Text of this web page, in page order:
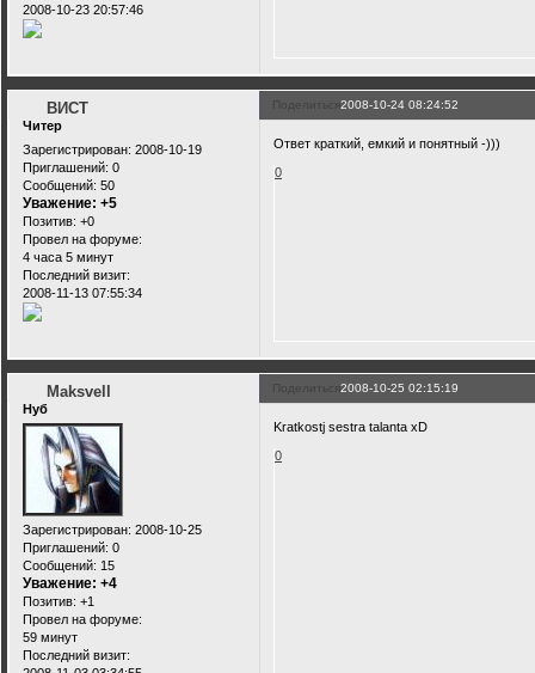
2008-10-23 20:57:46
Поделиться2008-10-24 08:24:52
ВИСТ
Читер
Зарегистрирован: 2008-10-19
Приглашений: 0
Сообщений: 50
Уважение: +5
Позитив: +0
Провел на форуме:
4 часа 5 минут
Последний визит:
2008-11-13 07:55:34
Ответ краткий, емкий и понятный -)))
0
Поделиться2008-10-25 02:15:19
Maksvell
Нуб
Зарегистрирован: 2008-10-25
Приглашений: 0
Сообщений: 15
Уважение: +4
Позитив: +1
Провел на форуме:
59 минут
Последний визит:
Kratkostj sestra talanta xD
0